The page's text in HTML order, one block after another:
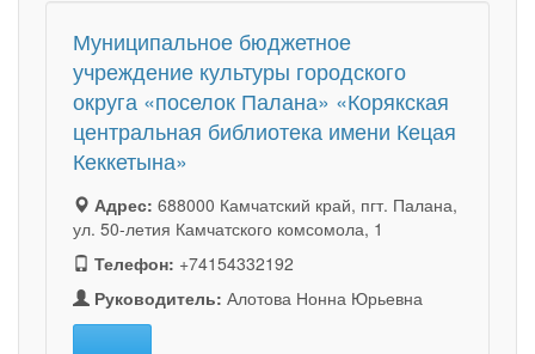
Муниципальное бюджетное
учреждение культуры городского
округа «поселок Палана» «Корякская
центральная библиотека имени Кецая
Кеккетына»
Адрес: 688000 Камчатский край, пгт. Палана,
ул. 50-летия Камчатского комсомола, 1
Телефон: +74154332192
Руководитель: Алотова Нонна Юрьевна